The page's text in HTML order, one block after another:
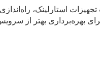
تجهیزات استارلینک،
بهره‌برداری بهتر از